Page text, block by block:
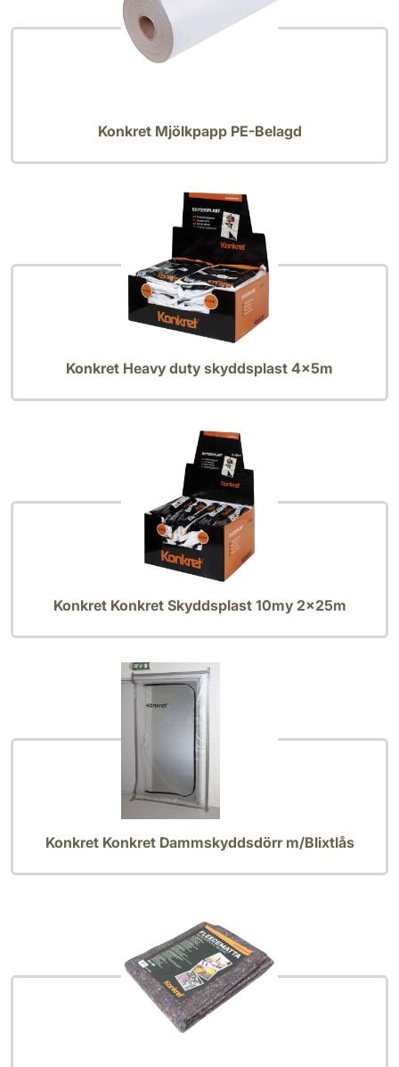
Konkret Mjölkpapp PE-Belagd
Konkret Heavy duty skyddsplast 4x5m
Konkret Konkret Skyddsplast 10my 2x25m
Konkret Konkret Dammskyddsdörr m/Blixtlås